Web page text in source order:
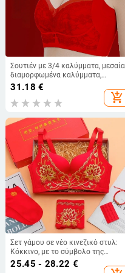
Σουτιέν με 3/4 καλύμματα, μεσαία
διαμορφωμένα καλύμματα,
δαντέλα, χωρίς μεταλλικούς
δακτυλίους, πίσω κούμπωμα
τεσσάρων σειρών
31.18 €
add_shopping_cart
Σετ γάμου σε νέο κινεζικό στυλ:
Κόκκινο, με το σύμβολο της
Διπλής Ευτυχίας, σουτιέν χωρίς
σύρμα για γυναίκες
25.45 - 28.22 €